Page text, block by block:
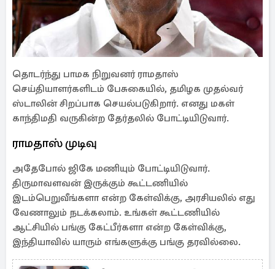
தொடர்ந்து பாமக நிறுவனர் ராமதாஸ்
செய்தியாளர்களிடம் பேசுகையில், தமிழக முதல்வர்
ஸ்டாலின் சிறப்பாக செயல்படுகிறார். எனது மகள்
காந்திமதி வருகின்ற தேர்தலில் போட்டியிடுவார்.
ராமதாஸ் முடிவு
அதேபோல் ஜிகே மணியும் போட்டியிடுவார்.
திருமாவளவன் இருக்கும் கூட்டணியில்
இடம்பெறுவீங்களா என்ற கேள்விக்கு, அரசியலில் எது
வேணாலும் நடக்கலாம். உங்கள் கூட்டணியில்
ஆட்சியில் பங்கு கேட்பீர்களா என்ற கேள்விக்கு,
இந்தியாவில் யாரும் எங்களுக்கு பங்கு தரவில்லை.